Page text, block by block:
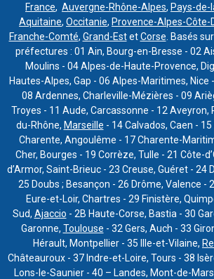
France, Auvergne-Rhône-Alpes, Pays-de-
Aquitaine, Occitanie, Provence-Alpes-Côte-
Franche-Comté, Grand-EstetCorse . Basés
préfectures : 01 Ain, Bourg-en-Bresse - 02
Moulins - 04 Alpes-de-Haute-Provence,
Hautes-Alpes, Gap - 06 Alpes-Maritimes, Nice
08 Ardennes, Charleville-Mézières - 09
Troyes - 11 Aude, Carcassonne - 12 Aveyron,
du-Rhône, Marseille - 14 Calvados, Caen -
Charente, Angoulême - 17 Charente-
Cher, Bourges - 19 Corrèze, Tulle - 21 Côte-
d’Armor, Saint-Brieuc - 23 Creuse, Guéret - 24
25 Doubs ; Besançon - 26 Drôme, Valence -
Eure-et-Loir, Chartres - 29 Finistère,
Sud, Ajaccio - 2B Haute-Corse, Bastia - 30
Garonne, Toulouse - 32 Gers, Auch - 33
Hérault, Montpellier - 35 Ille-et-Vilaine,
Châteauroux - 37 Indre-et-Loire, Tours - 38
Lons-le-Saunier - 40 – Landes, Mont-de-